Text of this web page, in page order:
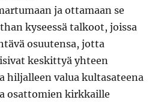
ja ottamaan se
kyseessä talkoot, joissa
osuutensa, jotta
keskittyä yhteen
hiljalleen valua kultasateena
osattomien kirkkaille